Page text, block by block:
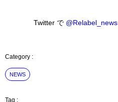
Twitter で @Relabel_news
NEWS